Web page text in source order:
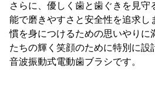
さらに、優しく歯と歯ぐきを見守
能で磨きやすさと安全性を追求し
慣を身につけるための思いやりに
たちの輝く笑顔のために特別に設
音波振動式電動歯ブラシです。